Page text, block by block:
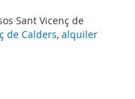
Sant Vicenç de
de Calders, alquiler